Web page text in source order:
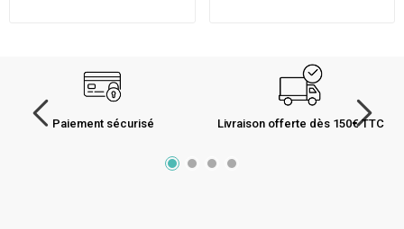
Paiement sécurisé Livraison offerte dès 150€ TTC